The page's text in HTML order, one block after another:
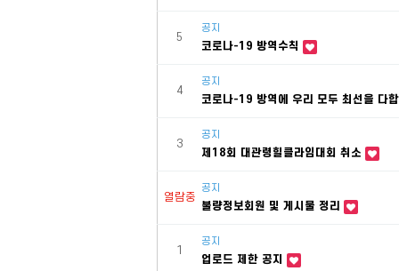
5
공지
코로나-19 방역수칙
4
공지
코로나-19 방역에 우리 모두 최선을 다
3
공지
제18회 대관령힐클라임대회 취소
열람중
공지
불량정보회원 및 게시물 정리
1
공지
업로드 제한 공지